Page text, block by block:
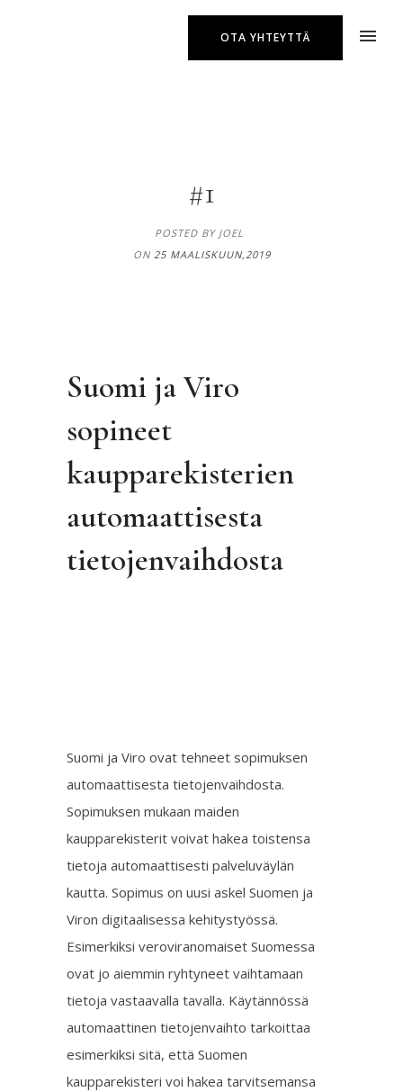
OTA YHTEYTTÄ
#1
POSTED BY JOEL
ON 25 MAALISKUUN,2019
Suomi ja Viro
sopineet
kaupparekisterien
automaattisesta
tietojenvaihdosta
Suomi ja Viro ovat tehneet sopimuksen
automaattisesta tietojenvaihdosta.
Sopimuksen mukaan maiden
kaupparekisterit voivat hakea toistensa
tietoja automaattisesti palveluväylän
kautta. Sopimus on uusi askel Suomen ja
Viron digitaalisessa kehitystyössä.
Esimerkiksi veroviranomaiset Suomessa
ovat jo aiemmin ryhtyneet vaihtamaan
tietoja vastaavalla tavalla. Käytännössä
automaattinen tietojenvaihto tarkoittaa
esimerkiksi sitä, että Suomen
kaupparekisteri voi hakea tarvitsemansa